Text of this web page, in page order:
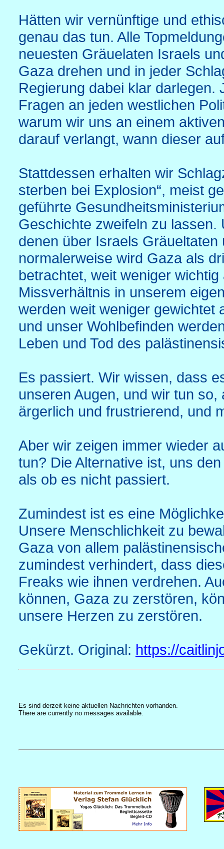
Hätten wir vernünftige und
genau das tun. Alle
neuesten Gräuelaten Israels
Gaza drehen und in jeder
Regierung dabei klar
Fragen an jeden westlichen
warum wir uns an einem
darauf verlangt, wann dieser
Stattdessen erhalten wir
sterben bei Explosion“, meist
geführte
Geschichte zweifeln zu
denen über Israels
normalerweise wird Gaza als
betrachtet, weit weniger
Missverhältnis in unserem
werden weit weniger gewichtet
und unser Wohlbefinden
Leben und Tod des
Es passiert. Wir wissen, dass
unseren Augen, und wir tun
ärgerlich und frustrierend, und
Aber wir zeigen immer wieder
tun? Die Alternative ist, uns
als ob es nicht passiert.
Zumindest ist es eine
Unsere Menschlichkeit zu
Gaza von allem
zumindest verhindert, dass
Freaks wie ihnen verdrehen.
können, Gaza zu zerstören,
unsere Herzen zu zerstören.
Gekürzt. Original: https://
Es sind derzeit keine aktuellen Nachrichten vorhanden.
There are currently no messages available.